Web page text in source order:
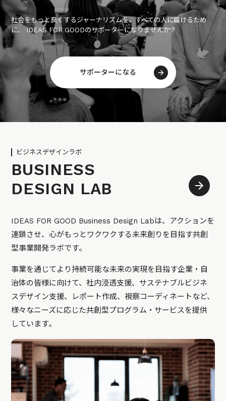
社会をもっと良くするジャーナリズムを、すべての人に届けるため
に、 IDEAS FOR GOODのサポーターになりませんか？
サポーターになる
ビジネスデザインラボ
BUSINESS
DESIGN LAB
IDEAS FOR GOOD Business Design Labは、アクションを
連鎖させ、心がもっとワクワクする未来創りを目指す共創
型事業開発ラボです。
事業を通じてより持続可能な未来の実現を目指す企業・自
治体の皆様に向けて、社内浸透支援、サステナブルビジネ
スデザイン支援、レポート作成、視察コーディネートなど、
様々なニーズに応じた共創型プログラム・サービスを提供
しています。